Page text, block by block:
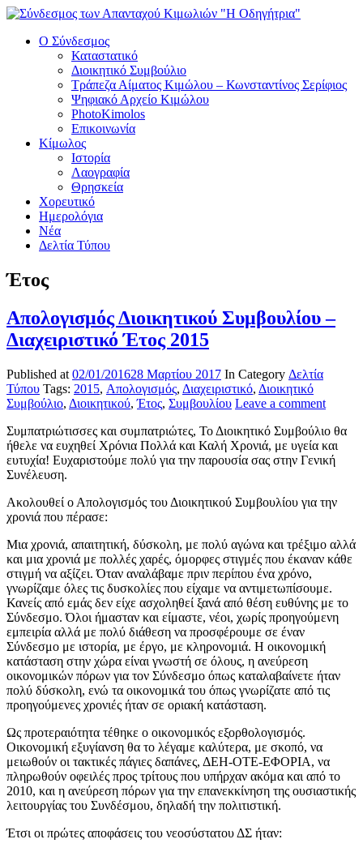
Ο Σύνδεσμος
Καταστατικό
Διοικητικό Συμβούλιο
Τράπεζα Αίματος Κιμώλου – Κωνσταντίνος Σερίφιος
Ψηφιακό Αρχείο Κιμώλου
PhotoKimolos
Επικοινωνία
Κίμωλος
Ιστορία
Λαογραφία
Θρησκεία
Χορευτικό
Ημερολόγια
Νέα
Δελτία Τύπου
Έτος
Απολογισμός Διοικητικού Συμβουλίου –
Διαχειριστικό Έτος 2015
Published at 02/01/201628 Μαρτίου 2017 In Category Δελτία
Τύπου Tags: 2015, Απολογισμός, Διαχειριστικό, Διοικητικό
Συμβούλιο, Διοικητικού,Έτος, Συμβουλίου Leave a comment
Συμπατριώτισσες και συμπατριώτες, Το Διοικητικό Συμβούλιο θα
ήθελε να ευχηθεί Χρόνια Πολλά και Καλή Χρονιά, με υγεία και
ευτυχία! Ευχαριστούμε πολύ για την παρουσία σας στην Γενική
Συνέλευση.
Ακολουθεί ο Απολογισμός του Διοικητικού Συμβουλίου για την
χρονιά που πέρασε:
Μια χρονιά, απαιτητική, δύσκολη, με πολύ αγώνα και τρέξιμο αλλά
και μια χρονιά με πολλές χαρές, όμορφες στιγμές που έκαναν κάθε
στιγμή να αξίζει. Όταν αναλάβαμε πριν περίπου ένα χρόνο,
γνωρίζαμε όλες τις δυσκολίες που είχαμε να αντιμετωπίσουμε.
Κανείς από εμάς δεν είχε ασχοληθεί ξανά από θέση ευθύνης με το
Σύνδεσμο. Όλοι ήμασταν και είμαστε, νέοι, χωρίς προηγούμενη
εμπειρία αλλά με πολύ διάθεση να προσφέρουμε σε έναν
Σύνδεσμο με ιστορία, με έργο, με κληρονομιά. Η οικονομική
κατάσταση στην χώρα είναι γνωστή σε όλους, η ανεύρεση
οικονομικών πόρων για τον Σύνδεσμο όπως καταλαβαίνετε ήταν
πολύ δύσκολη, ενώ τα οικονομικά του όπως γνωρίζατε από τις
προηγούμενες χρονιές ήταν σε οριακή κατάσταση.
Ως προτεραιότητα τέθηκε ο οικονομικός εξορθολογισμός.
Οικονομική εξυγίανση θα το λέγαμε καλύτερα, με σκοπό, να
μειωθούν οι τακτικές πάγιες δαπάνες, ΔΕΗ-ΟΤΕ-ΕΦΟΡΙΑ, να
πληρωθούν οφειλές προς τρίτους που υπήρχαν ακόμα και από το
2010, και η ανεύρεση πόρων για την επανεκκίνηση της ουσιαστικής
λειτουργίας του Συνδέσμου, δηλαδή την πολιτιστική.
Έτσι οι πρώτες αποφάσεις του νεοσύστατου ΔΣ ήταν: